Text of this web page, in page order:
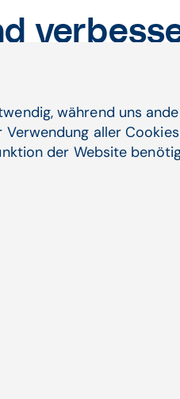
wirken, sind tiefe
Apomorphin-
vielversprechenden
denen eine Zulassung
neues Verfahren, vor
stark gebündelten
während uns
aller
der Website